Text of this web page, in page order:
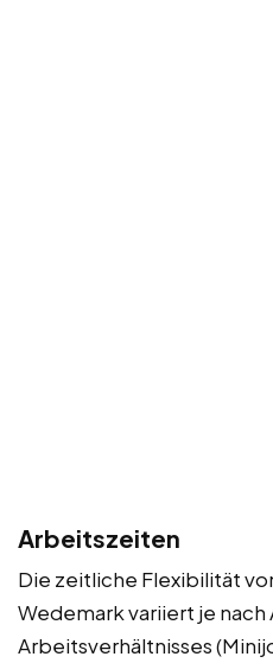
Arbeitszeiten
Die zeitliche Flexibilität
Wedemark variiert je nach
Arbeitsverhältnisses